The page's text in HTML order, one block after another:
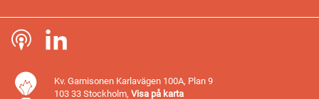
Kv. Garnisonen Karlavägen 100A, Plan 9
103 33 Stockholm, Visa på karta